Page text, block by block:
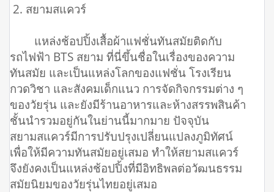
2. สยามสแควร์
แหล่งช้อปปิ้งเสื้อผ้าแฟชั่นทันสมัยติดกับ
รถไฟฟ้า BTS สยาม ที่นี่ขึ้นชื่อในเรื่องของความ
ทันสมัย และเป็นแหล่งโลกของแฟชั่น โรงเรียน
กวดวิชา และสังคมเด็กแนว การจัดกิจกรรมต่าง ๆ
ของวัยรุ่น และยังมีร้านอาหารและห้างสรรพสินค้า
ชั้นนำรวมอยู่กันในย่านนี้มากมาย ปัจจุบัน
สยามสแควร์มีการปรับปรุงเปลี่ยนแปลงภูมิทัศน์
เพื่อให้มีความทันสมัยอยู่เสมอ ทำให้สยามสแควร์
จึงยังคงเป็นแหล่งช้อปปิ้งที่มีอิทธิพลต่อวัฒนธรรม
สมัยนิยมของวัยรุ่นไทยอยู่เสมอ